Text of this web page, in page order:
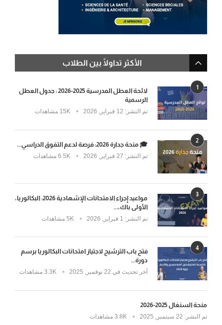
الأكثر تداولًا بين الطلاب
1
لائحة العطل المدرسية 2025-2026 : جدول العطل
الرسمية
تم النشر: 15K مشاهدات
2 🎓 منحة جدارة 2026: فرصة لدعم التفوق الدراسي...
تم النشر: 6.5K مشاهدات
3
مواعيد إجراء الامتحانات الإشهادية 2026: البكالوريا،
الأولى باك،...
تم النشر: 5K مشاهدات
4
فتح باب الترشيح لاجتياز امتحانات البكالوريا برسم
دورة...
آخر تحديث في 3.3K مشاهدات
منحة السنغال 2025-2026
تم النشر: 3.8K مشاهدات